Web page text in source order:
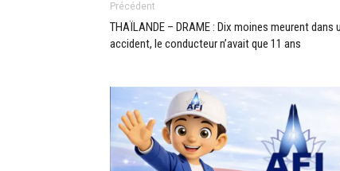
Précédent
THAÏLANDE – DRAME : Dix moines meurent dans
accident, le conducteur n’avait que 11 ans